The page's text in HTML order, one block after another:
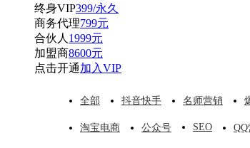
终身VIP399/永久
商务代理799元
合伙人 1999元
加盟商8600元
点击开通加入VIP
全部 抖音快手 名师营销
淘宝电商 公众号 SEO